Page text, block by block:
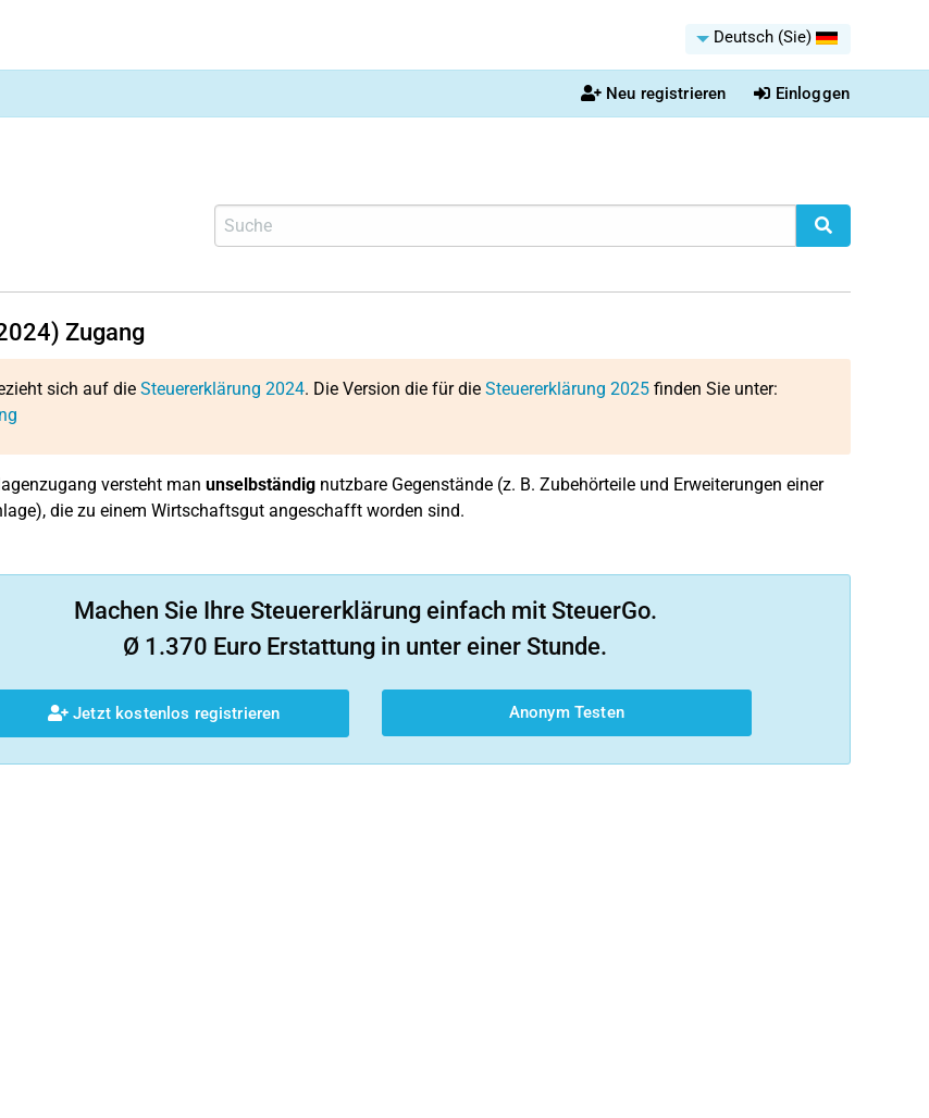
Deutsch (Sie)
Neu registrieren Einloggen
Zugang
sich auf die Steuererklärung 2024. Die Version die für die Steuererklärung 2025finden Sie unter:
versteht man unselbständignutzbare Gegenstände (z. B. Zubehörteile und Erweiterungen einer
die zu einem Wirtschaftsgut angeschafft worden sind.
Machen Sie Ihre Steuererklärung einfach mit SteuerGo.
Ø 1.370 Euro Erstattung in unter einer Stunde.
Jetzt kostenlos registrieren Anonym Testen